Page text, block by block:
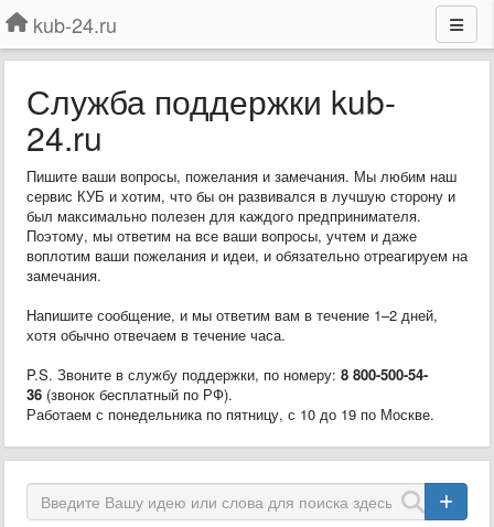
kub-24.ru
Служба поддержки kub-
24.ru
Пишите ваши вопросы, пожелания и замечания. Мы любим наш
сервис КУБ и хотим, что бы он развивался в лучшую сторону и
был максимально полезен для каждого предпринимателя.
Поэтому, мы ответим на все ваши вопросы, учтем и даже
воплотим ваши пожелания и идеи, и обязательно отреагируем на
замечания.
Напишите сообщение, и мы ответим вам в течение 1–2 дней,
хотя обычно отвечаем в течение часа.
P.S. Звоните в службу поддержки, по номеру: 8 800-500-54-
36 (звонок бесплатный по РФ).
Работаем с понедельника по пятницу, с 10 до 19 по Москве.